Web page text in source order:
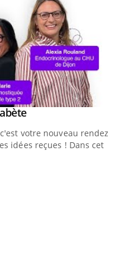
Youtube
votre nouveau rendez-
idées reçues ! Dans cet